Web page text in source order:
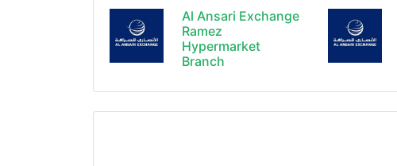
Al Ansari Exchange
Ramez
Hypermarket
Branch